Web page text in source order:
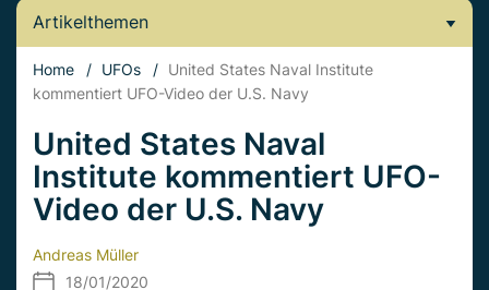
Artikelthemen
Home / UFOs / United States Naval Institute
kommentiert UFO-Video der U.S. Navy
United States Naval
Institute kommentiert UFO-
Video der U.S. Navy
Andreas Müller
18/01/2020